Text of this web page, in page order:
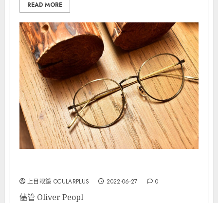
READ MORE
上目眼鏡 OCULARPLUS 2022-06-27 0
儘管 Oliver Peopl